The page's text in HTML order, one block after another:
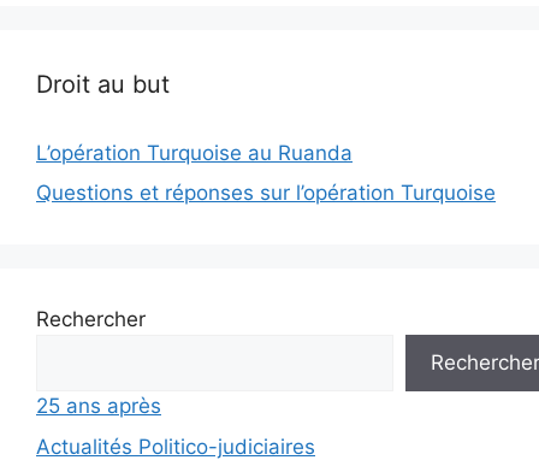
Droit au but
L’opération Turquoise au Ruanda
Questions et réponses sur l’opération Turquoise
Rechercher
Rechercher
25 ans après
Actualités Politico-judiciaires